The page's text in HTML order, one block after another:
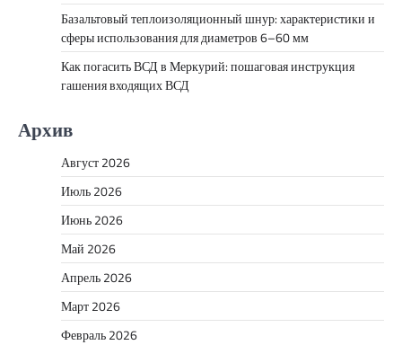
Базальтовый теплоизоляционный шнур: характеристики и
сферы использования для диаметров 6–60 мм
Как погасить ВСД в Меркурий: пошаговая инструкция
гашения входящих ВСД
Архив
Август 2026
Июль 2026
Июнь 2026
Май 2026
Апрель 2026
Март 2026
Февраль 2026